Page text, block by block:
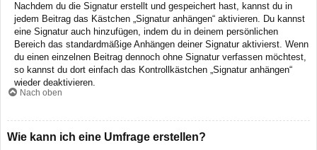
Nachdem du die Signatur erstellt und gespeichert hast, kannst du in
jedem Beitrag das Kästchen „Signatur anhängen“ aktivieren. Du kannst
eine Signatur auch hinzufügen, indem du in deinem persönlichen
Bereich das standardmäßige Anhängen deiner Signatur aktivierst. Wenn
du einen einzelnen Beitrag dennoch ohne Signatur verfassen möchtest,
so kannst du dort einfach das Kontrollkästchen „Signatur anhängen“
wieder deaktivieren.
Nach oben
Wie kann ich eine Umfrage erstellen?